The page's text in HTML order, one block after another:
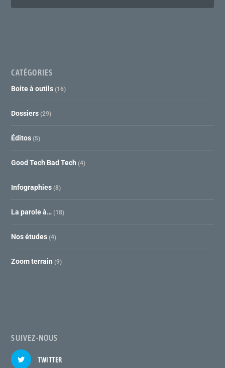
CATÉGORIES
Boite à outils (16)
Dossiers (29)
Éditos (5)
Good Tech Bad Tech (4)
Infographies (8)
La parole à… (18)
Nos études (4)
Zoom terrain (9)
SUIVEZ-NOUS
TWITTER